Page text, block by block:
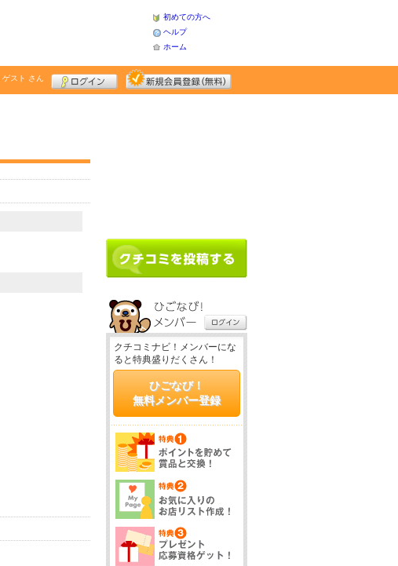
初めての方へ
ヘルプ
ホーム
ゲスト さん
クチコミナビ！メンバーにな
ると特典盛りだくさん！
ひごなび！
無料メンバー登録